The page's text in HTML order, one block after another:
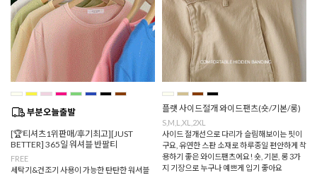
[🏆티셔츠1위판매/후기최고][JUST
BETTER] 365일 워셔블 반팔티
FREE
세탁기&건조기 사용이 가능한 탄탄한 워셔블
플랫 사이드절개 와이드팬츠(숏/기본/롱)
S,M,L,XL,2XL
사이드 절개선으로 다리가 슬림해보이는 핏이
구요, 유연한 스판 소재로 하루종일 편안하게 착
용하기 좋은 와이드팬츠에요! 숏, 기본, 롱 3가
지 기장으로 누구나 예쁘게 입기 좋아요